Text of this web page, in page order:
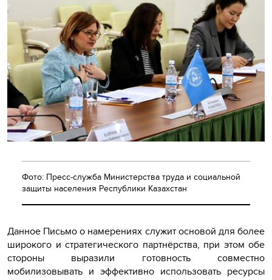
Фото: Пресс-служба Министерства труда и социальной
защиты населения Республики Казахстан
Данное Письмо о намерениях служит основой для более
широкого и стратегического партнёрства, при этом обе
стороны выразили готовность совместно
мобилизовывать и эффективно использовать ресурсы